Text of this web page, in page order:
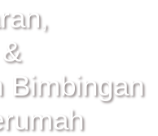
Bimbingan